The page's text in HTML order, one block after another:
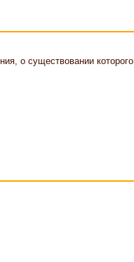
о существовании которого